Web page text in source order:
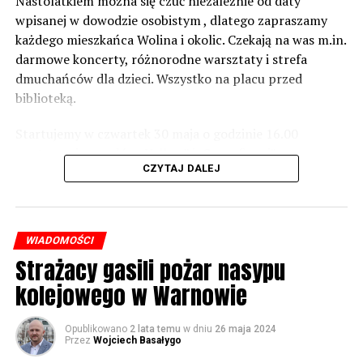
norm dopuszczalnego hałasu, no to nie możemy nic
zrobić. Tam są odpowiednie normy – 61 i 56 decybeli –
zaznacza.
Foto: Wojciech Basałygo
59658 odsłon
wpisanej w dowodzie osobistym , dlatego zapraszamy
każdego mieszkańca Wolina i okolic. Czekają na was m.in.
darmowe koncerty, różnorodne warsztaty i strefa
dmuchańców dla dzieci. Wszystko na placu przed
biblioteką.
występami zespołów „Yellow” i „Specyficzni”.
CZYTAJ DALEJ
WIADOMOŚCI
Strażacy gasili pożar nasypu
kolejowego w Warnowie
Opublikowano 2 lata temu w dniu 26 maja 2024
Przez Wojciech Basałygo